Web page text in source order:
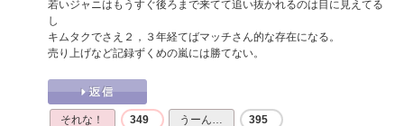
若いジャニはもうすぐ後ろまで来てて追い抜かれるのは目に見えてる
し
キムタクでさえ２，３年経てばマッチさん的な存在になる。
売り上げなど記録ずくめの嵐には勝てない。
それな！ 349 うーん… 395